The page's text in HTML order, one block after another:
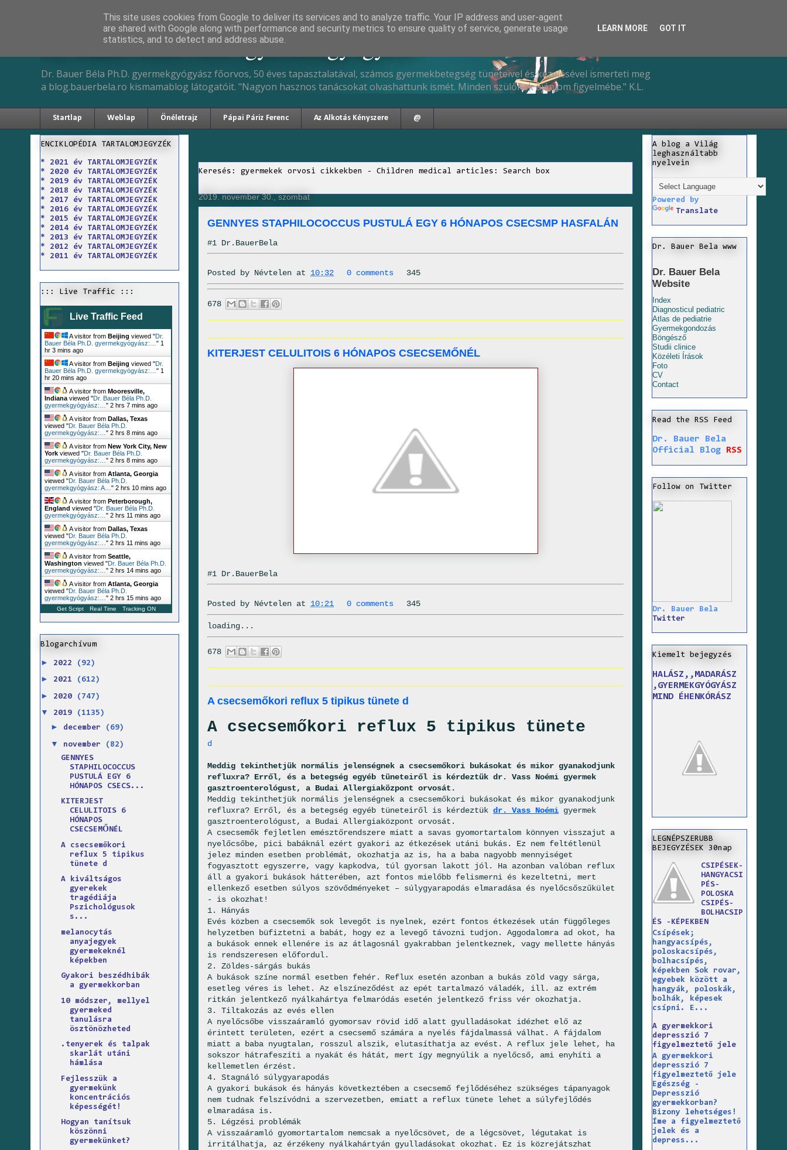
Dr. Bauer Béla Ph.D. gyermekgyógyász
Dr. Bauer Béla Ph.D. gyermekgyógyász főorvos, 50 éves tapasztalatával, számos gyermekbetegség tüneteivel és kezelésével ismerteti meg
a blog.bauerbela.ro kismamablog látogatóit. "Nagyon hasznos tanácsokat olvashattunk ismét. Minden szülőnek ajánlom figyelmébe." K.L.
Startlap Weblap Önéletrajz Pápai Páriz Ferenc Az Alkotás Kényszere @
Keresés: gyermekek orvosi cikkekben - Children medical articles: Search box
2019. november 30., szombat
GENNYES STAPHILOCOCCUS PUSTULÁ EGY 6 HÓNAPOS CSECSMP HASFALÁN
#1 Dr.BauerBela
Posted by Névtelen at 10:32 0 comments 345
678
KITERJEST CELULITOIS 6 HÓNAPOS CSECSEMŐNÉL
#1 Dr.BauerBela
Posted by Névtelen at 10:21 0 comments 345
loading...
678
A csecsemőkori reflux 5 tipikus tünete d
A csecsemőkori reflux 5 tipikus tünete
d
Meddig tekinthetjük normális jelenségnek a csecsemőkori bukásokat és mikor gyanakodjunk
refluxra? Erről, és a betegség egyéb tüneteiről is kérdeztük dr. Vass Noémi gyermek
gasztroenterológust, a Budai Allergiaközpont orvosát.
Meddig tekinthetjük normális jelenségnek a csecsemőkori bukásokat és mikor gyanakodjunk
refluxra? Erről, és a betegség egyéb tüneteiről is kérdeztük dr. Vass Noémi gyermek
gasztroenterológust, a Budai Allergiaközpont orvosát.
A csecsemők fejletlen emésztőrendszere miatt a savas gyomortartalom könnyen visszajut a
nyelőcsőbe, pici babáknál ezért gyakori az étkezések utáni bukás. Ez nem feltétlenül
jelez minden esetben problémát, okozhatja az is, ha a baba nagyobb mennyiséget
fogyasztott egyszerre, vagy kapkodva, túl gyorsan lakott jól. Ha azonban valóban reflux
áll a gyakori bukások hátterében, azt fontos mielőbb felismerni és kezeltetni, mert
ellenkező esetben súlyos szövődményeket – súlygyarapodás elmaradása és nyelőcsőszűkület
- is okozhat!
1. Hányás
Evés közben a csecsemők sok levegőt is nyelnek, ezért fontos étkezések után függőleges
helyzetben büfiztetni a babát, hogy ez a levegő távozni tudjon. Aggodalomra ad okot, ha
a bukások ennek ellenére is az átlagosnál gyakrabban jelentkeznek, vagy mellette hányás
is rendszeresen előfordul.
2. Zöldes-sárgás bukás
A bukások színe normál esetben fehér. Reflux esetén azonban a bukás zöld vagy sárga,
esetleg véres is lehet. Az elszíneződést az epét tartalmazó váladék, ill. az extrém
ritkán jelentkező nyálkahártya felmaródás esetén jelentkező friss vér okozhatja.
3. Tiltakozás az evés ellen
A nyelőcsőbe visszaáramló gyomorsav rövid idő alatt gyulladásokat idézhet elő az
érintett területen, ezért a csecsemő számára a nyelés fájdalmassá válhat. A fájdalom
miatt a baba nyugtalan, rosszul alszik, elutasíthatja az evést. A reflux jele lehet, ha
sokszor hátrafeszíti a nyakát és hátát, mert így megnyúlik a nyelőcső, ami enyhíti a
kellemetlen érzést.
4. Stagnáló súlygyarapodás
A gyakori bukások és hányás következtében a csecsemő fejlődéséhez szükséges tápanyagok
nem tudnak felszívódni a szervezetben, emiatt a reflux tünete lehet a súlyfejlődés
elmaradása is.
5. Légzési problémák
A visszaáramló gyomortartalom nemcsak a nyelőcsövet, de a légcsövet, légutakat is
irritálhatja, az érzékeny nyálkahártyán gyulladásokat okozhat. Ez is közrejátszhat
ENCIKLOPÉDIA TARTALOMJEGYZÉK
* 2021 év TARTALOMJEGYZÉK
* 2020 év TARTALOMJEGYZÉK
* 2019 év TARTALOMJEGYZÉK
* 2018 év TARTALOMJEGYZÉK
* 2017 év TARTALOMJEGYZÉK
* 2016 év TARTALOMJEGYZÉK
* 2015 év TARTALOMJEGYZÉK
* 2014 év TARTALOMJEGYZÉK
* 2013 év TARTALOMJEGYZÉK
* 2012 év TARTALOMJEGYZÉK
* 2011 év TARTALOMJEGYZÉK
::: Live Traffic :::
Live Traffic Feed
A visitor from Beijing viewed "Dr.
Bauer Béla Ph.D. gyermekgyógyász:… " 1
hr 3 mins ago
A visitor from Beijing viewed "Dr.
Bauer Béla Ph.D. gyermekgyógyász:… " 1
hr 20 mins ago
A visitor from Mooresville,
Indiana viewed "Dr. Bauer Béla Ph.D.
gyermekgyógyász:… " 2 hrs 7 mins ago
A visitor from Dallas, Texas
viewed "Dr. Bauer Béla Ph.D.
gyermekgyógyász:… " 2 hrs 8 mins ago
A visitor from New York City, New
York viewed "Dr. Bauer Béla Ph.D.
gyermekgyógyász:… " 2 hrs 8 mins ago
A visitor from Atlanta, Georgia
viewed "Dr. Bauer Béla Ph.D.
gyermekgyógyász: A… " 2 hrs 10 mins ago
A visitor from Peterborough,
England viewed "Dr. Bauer Béla Ph.D.
gyermekgyógyász:… " 2 hrs 11 mins ago
A visitor from Dallas, Texas
viewed "Dr. Bauer Béla Ph.D.
gyermekgyógyász:… " 2 hrs 11 mins ago
A visitor from Seattle,
Washington viewed "Dr. Bauer Béla Ph.D.
gyermekgyógyász:… " 2 hrs 14 mins ago
A visitor from Atlanta, Georgia
viewed "Dr. Bauer Béla Ph.D.
gyermekgyógyász:… " 2 hrs 15 mins ago
Get Script Real Time Tracking ON
Blogarchívum
► 2022 (92)
► 2021 (612)
► 2020 (747)
▼ 2019 (1135)
► december (69)
▼ november
(82)
GENNYES
STAPHILOCOCCUS
PUSTULÁ EGY 6
HÓNAPOS CSECS...
KITERJEST
CELULITOIS 6
HÓNAPOS
CSECSEMŐNÉL
A csecsemőkori
reflux 5 tipikus
tünete d
A kiváltságos
gyerekek
tragédiája
Pszichológusok
s...
melanocytás
anyajegyek
gyermekeknél
képekben
Gyakori beszédhibák
a gyermekkorban
10 módszer, mellyel
gyermeked
tanulásra
ösztönözheted
.tenyerek és talpak
skarlát utáni
hámlása
Fejlesszük a
gyermekünk
koncentrációs
képességét!
Hogyan tanítsuk
köszönni
gyermekünket?
A blog a Világ
leghasználtabb
nyelvein
Powered by
Translate
Dr. Bauer Bela www
Dr. Bauer Bela
Website
Index
Diagnosticul pediatric
Atlas de pediatrie
Gyermekgondozás
Böngésző
Studii clinice
Közéleti Írások
Foto
CV
Contact
Read the RSS Feed
Dr. Bauer Bela
Official Blog
RSS
Follow on Twitter
Dr. Bauer Bela
Twitter
Kiemelt bejegyzés
HALÁSZ,,MADARÁSZ
,GYERMEKGYÓGYÁSZ
MIND ÉHENKÓRÁSZ
LEGNÉPSZERUBB
BEJEGYZÉSEK 30nap
CSIPÉSEK-
HANGYACSI
PÉS-
POLOSKA
CSIPÉS-
BOLHACSIP
ÉS -KÉPEKBEN
Csípések;
hangyacsípés,
poloskacsípés,
bolhacsípés,
képekben Sok rovar,
egyebek között a
hangyák, poloskák,
bolhák, képesek
csípni. E...
A gyermekkori
depresszió 7
figyelmeztető jele
A gyermekkori
depresszió 7
figyelmeztető jele
Egészség -
Depresszió
gyermekkorban?
Bizony lehetséges!
Íme a figyelmeztető
jelek és a
depress...
This site uses cookies from Google to deliver its services and to analyze traffic. Your IP address and user-agent
are shared with Google along with performance and security metrics to ensure quality of service, generate usage
statistics, and to detect and address abuse.
LEARN MORE GOT IT